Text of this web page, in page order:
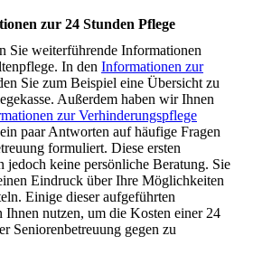
zur 24 Stunden Pflege
Sie weiterführende Informationen
In den Informationen zur
Sie zum Beispiel eine Übersicht zu
Außerdem haben wir Ihnen
zur Verhinderungspflege
paar Antworten auf häufige Fragen
formuliert. Diese ersten
jedoch keine persönliche Beratung. Sie
Eindruck über Ihre Möglichkeiten
Einige dieser aufgeführten
Ihnen nutzen, um die Kosten einer 24
Seniorenbetreuung gegen zu